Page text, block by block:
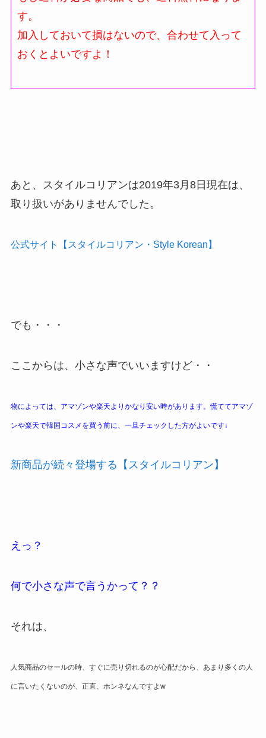
す。
加入しておいて損はないので、合わせて入って
おくとよいですよ！
あと、スタイルコリアンは2019年3月8日現在は、
取り扱いがありませんでした。
公式サイト【スタイルコリアン・Style Korean】
でも・・・
ここからは、小さな声でいいますけど・・
物によっては、アマゾンや楽天よりかなり安い時があります。慌ててアマゾ
ンや楽天で韓国コスメを買う前に、一旦チェックした方がよいです↓
新商品が続々登場する【スタイルコリアン】
えっ？
何で小さな声で言うかって？？
それは、
人気商品のセールの時、すぐに売り切れるのが心配だから、あまり多くの人
に言いたくないのが、正直、ホンネなんですよw